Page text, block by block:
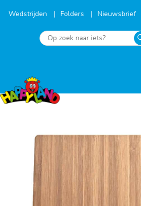
naarWedstrijden Folders Nieuwsbrief
Op